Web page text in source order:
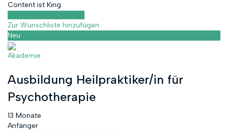
Content ist King
Zur Wunschliste hinzufügen
Neu
Akademie
Ausbildung Heilpraktiker/in für
Psychotherapie
13 Monate
Anfänger